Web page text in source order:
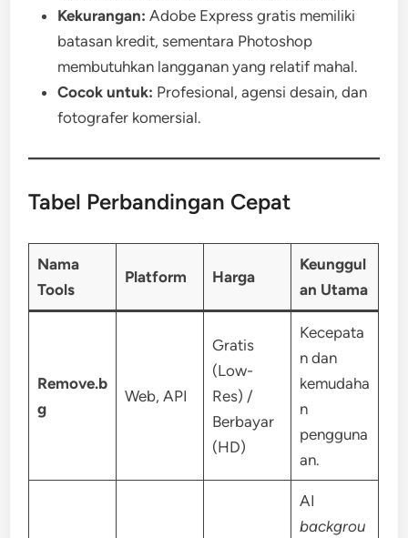
Kekurangan: Adobe Express gratis memiliki
batasan kredit, sementara Photoshop
membutuhkan langganan yang relatif mahal.
Cocok untuk: Profesional, agensi desain, dan
fotografer komersial.
Tabel Perbandingan Cepat
Nama
Tools
Platform Harga
Keunggul
an Utama
Remove.b
g
Web, API
Gratis
(Low-
Res) /
Berbayar
(HD)
Kecepata
n dan
kemudaha
n
pengguna
an.
AI
backgrou